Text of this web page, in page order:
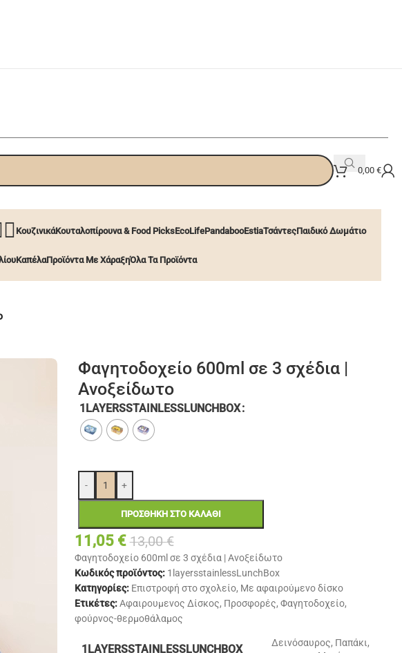
0,00 €
ΚουζινικάΚουταλοπίρουνα & Food PicksEcoLifePandabooEstiaΤσάντεςΠαιδικό Δωμάτιο
ΚαπέλαΠροϊόντα Με ΧάραξηΌλα Τα Προϊόντα
Φαγητοδοχείο 600ml σε 3 σχέδια |
Ανοξείδωτο
1LAYERSSTAINLESSLUNCHBOX
- +
ΠΡΟΣΘΉΚΗ ΣΤΟ ΚΑΛΆΘΙ
11,05 € 13,00€
Φαγητοδοχείο 600ml σε 3 σχέδια | Ανοξείδωτο
Κωδικός προϊόντος: 1layersstainlessLunchBox
Κατηγορίες: Επιστροφή στο σχολείο, Με αφαιρούμενο δίσκο
Ετικέτες: Αφαιρουμενος Δίσκος, Προσφορές, Φαγητοδοχείο,
φούρνος-θερμοθάλαμος
1LAYERSSTAINLESSLUNCHBOX Δεινόσαυρος, Παπάκι,